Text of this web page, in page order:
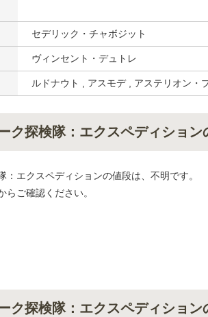
セデリック・チャボジット
ヴィンセント・デュトレ
ルドナウト , アスモデ , アステリオン・
ク探検隊：エクスペディション
：エクスペディションの値段は、不明です。
らご確認ください。
ク探検隊：エクスペディション